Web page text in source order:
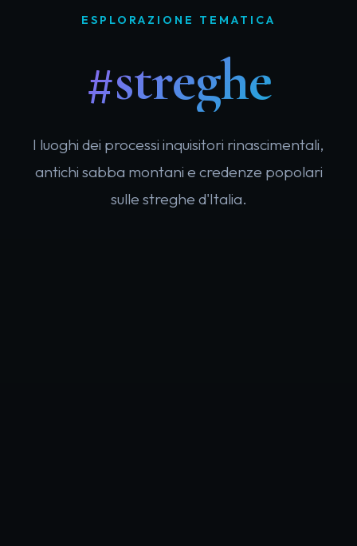
ESPLORAZIONE TEMATICA
#streghe
I luoghi dei processi inquisitori rinascimentali,
antichi sabba montani e credenze popolari
sulle streghe d'Italia.